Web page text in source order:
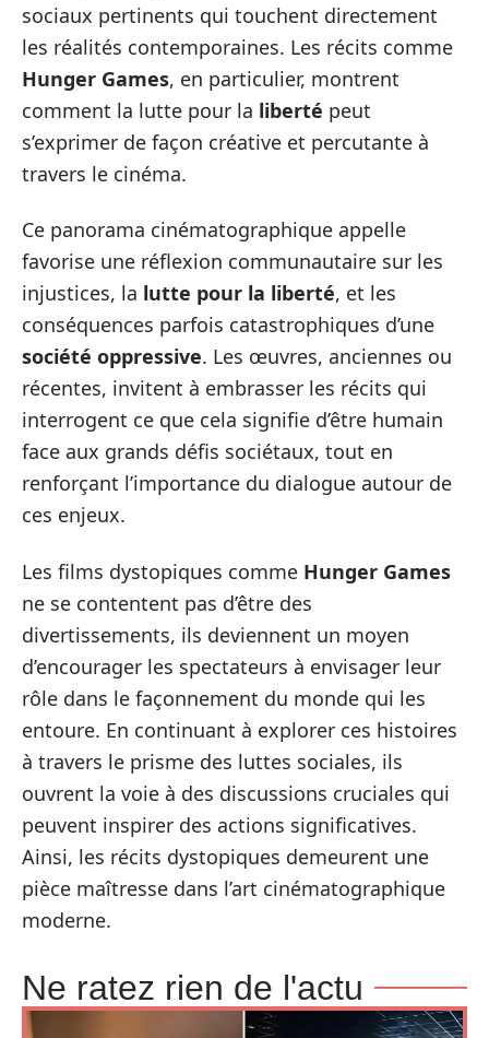
sociaux pertinents qui touchent directement
les réalités contemporaines. Les récits comme
Hunger Games, en particulier, montrent
comment la lutte pour la liberté peut
s’exprimer de façon créative et percutante à
travers le cinéma.
Ce panorama cinématographique appelle
favorise une réflexion communautaire sur les
injustices, la lutte pour la liberté, et les
conséquences parfois catastrophiques d’une
société oppressive. Les œuvres, anciennes ou
récentes, invitent à embrasser les récits qui
interrogent ce que cela signifie d’être humain
face aux grands défis sociétaux, tout en
renforçant l’importance du dialogue autour de
ces enjeux.
Les films dystopiques comme Hunger Games
ne se contentent pas d’être des
divertissements, ils deviennent un moyen
d’encourager les spectateurs à envisager leur
rôle dans le façonnement du monde qui les
entoure. En continuant à explorer ces histoires
à travers le prisme des luttes sociales, ils
ouvrent la voie à des discussions cruciales qui
peuvent inspirer des actions significatives.
Ainsi, les récits dystopiques demeurent une
pièce maîtresse dans l’art cinématographique
moderne.
Ne ratez rien de l'actu